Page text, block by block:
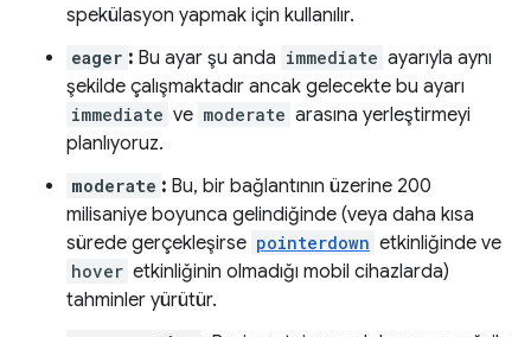
spekülasyon yapmak için kullanılır.
eager : Bu ayar şu anda immediate ayarıyla aynı
şekilde çalışmaktadır ancak gelecekte bu ayarı
immediate ve moderate arasına yerleştirmeyi
planlıyoruz.
moderate : Bu, bir bağlantının üzerine 200
milisaniye boyunca gelindiğinde (veya daha kısa
sürede gerçekleşirse pointerdown etkinliğinde ve
hover etkinliğinin olmadığı mobil cihazlarda)
tahminler yürütür.